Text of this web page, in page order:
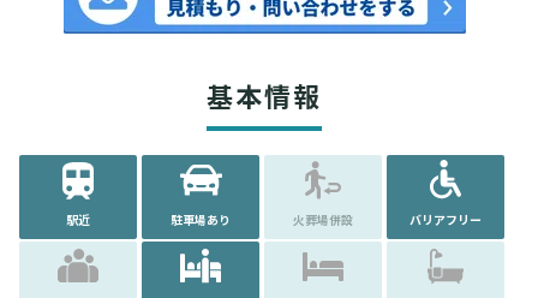
基本情報
駅近 駐車場あり 火葬場併設 バリアフリー